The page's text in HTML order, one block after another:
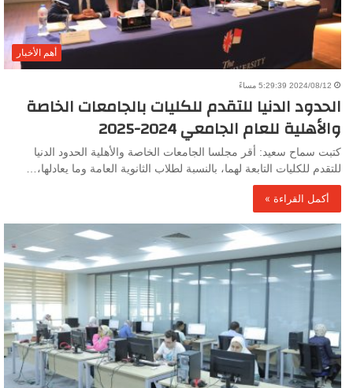
أهم الأخبار
2024/08/12 5:29:39 مساءً
الحدود الدنيا للتقدم للكليات بالجامعات الخاصة
والأهلية للعام الجامعي 2024-2025
كتبت سماح سعيد: أقر مجلسا الجامعات الخاصة والأهلية الحدود الدنيا
للتقدم للكليات التابعة لهما، بالنسبة لطلاب الثانوية العامة وما يعادلها،…
أكمل القراءة »